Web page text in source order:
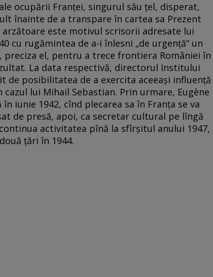
ocupării Franţei, singurul său ţel, disperat,
înainte de a transpare în cartea sa Prezent
este motivul scrisorii adresate lui
cu rugămintea de a-i înlesni „de urgenţă“ un
el, pentru a trece frontiera României în
La data respectivă, directorul Institului
de posibilitatea de a exercita aceeaşi influenţă
lui Mihail Sebastian. Prin urmare, Eugène
iunie 1942, cînd plecarea sa în Franţa se va
de presă, apoi, ca secretar cultural pe lîngă
activitatea pînă la sfîrşitul anului 1947,
ţări în 1944.